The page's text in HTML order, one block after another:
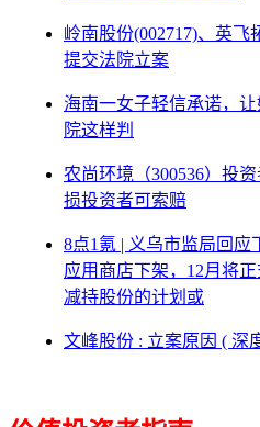
岭南股份(002717)、英飞
提交法院立案
海南一女子轻信承诺，
院这样判
农尚环境（300536）投
损投资者可索赔
8点1氪 | 义乌市监局回应
应用商店下架，12月将
减持股份的计划或
文峰股份 : 立案原因 ( 深